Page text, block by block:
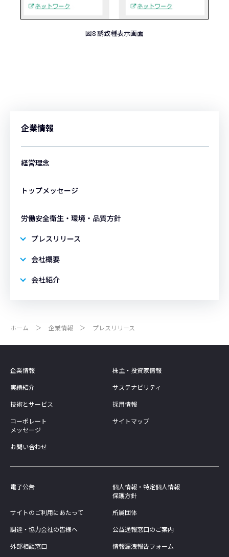
図8 誘致種表示画面
企業情報
経営理念
トップメッセージ
労働安全衛生・環境・品質方針
プレスリリース
会社概要
会社紹介
ホーム 企業情報 プレスリリース
企業情報
株主・投資家情報
実績紹介
サステナビリティ
技術とサービス
採用情報
コーポレート
メッセージ
サイトマップ
お問い合わせ
電子公告
個人情報・特定個人情報
保護方針
サイトのご利用にあたって
所属団体
調達・協力会社の皆様へ
公益通報窓口のご案内
外部相談窓口
情報漏洩報告フォーム